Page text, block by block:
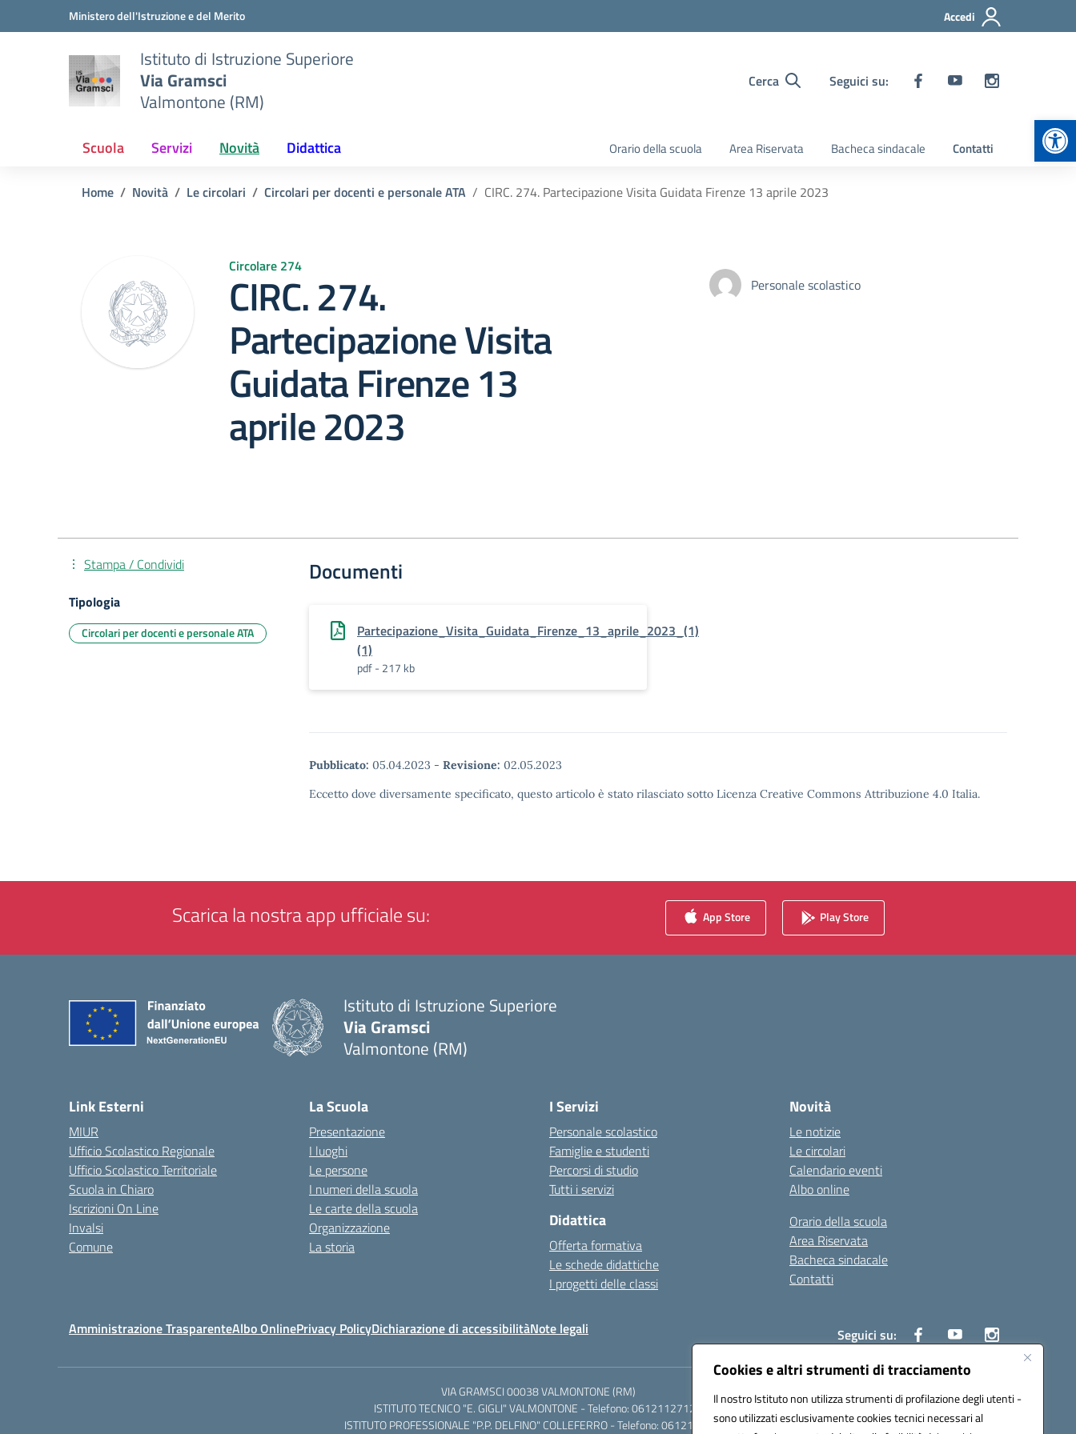
Cookies e altri strumenti di tracciamento
Il nostro Istituto non utilizza strumenti di profilazione degli utenti -
sono utilizzati esclusivamente cookies tecnici necessari al
Vai ai contenuti
Vai al menu di navigazioneMinistero dell'Istruzione e del Merito Accedi
Istituto di Istruzione Superiore
Via Gramsci
Valmontone (RM)
Cerca Seguici su:
Scuola Servizi Novità Didattica Orario della scuola Area Riservata Bacheca sindacale Contatti
Home Novità Le circolari Circolari per docenti e personale ATA CIRC. 274. Partecipazione Visita Guidata Firenze 13 aprile 2023
Circolare 274
CIRC. 274.
Partecipazione Visita
Guidata Firenze 13
aprile 2023
Personale scolastico
Documenti
Partecipazione_Visita_Guidata_Firenze_13_aprile_2023_(1)
(1)
pdf - 217 kb
Pubblicato: 05.04.2023 - Revisione: 02.05.2023
Eccetto dove diversamente specificato, questo articolo è stato rilasciato sotto Licenza Creative Commons Attribuzione 4.0 Italia.
Stampa / Condividi
Tipologia
Circolari per docenti e personale ATA
Scarica la nostra app ufficiale su: App Store Play Store
Istituto di Istruzione Superiore
Via Gramsci
Valmontone (RM)
Link Esterni
MIUR
Ufficio Scolastico Regionale
Ufficio Scolastico Territoriale
Scuola in Chiaro
Iscrizioni On Line
Invalsi
Comune
La Scuola
Presentazione
I luoghi
Le persone
I numeri della scuola
Le carte della scuola
Organizzazione
La storia
I Servizi
Personale scolastico
Famiglie e studenti
Percorsi di studio
Tutti i servizi
Didattica
Offerta formativa
Le schede didattiche
I progetti delle classi
Novità
Le notizie
Le circolari
Calendario eventi
Albo online
Orario della scuola
Area Riservata
Bacheca sindacale
Contatti
Amministrazione TrasparenteAlbo OnlinePrivacy PolicyDichiarazione di accessibilitàNote legali Seguici su:
VIA GRAMSCI 00038 VALMONTONE (RM)
ISTITUTO TECNICO "E. GIGLI" VALMONTONE - Telefono: 06121127125
ISTITUTO PROFESSIONALE "P.P. DELFINO" COLLEFERRO - Telefono: 06121126825